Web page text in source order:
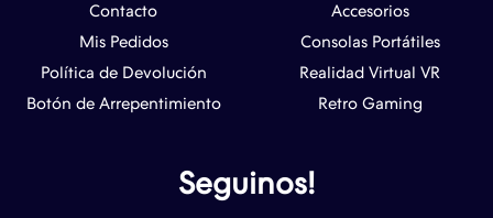
Contacto
Mis Pedidos
Política de Devolución
Botón de Arrepentimiento
Accesorios
Consolas Portátiles
Realidad Virtual VR
Retro Gaming
Seguinos!